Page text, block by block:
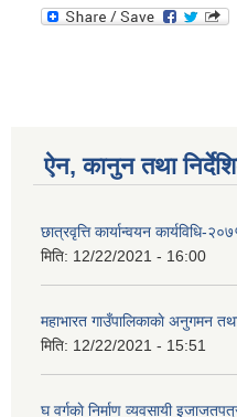
ऐन, कानुन तथा
छात्रवृत्ति कार्यान्वयन कार्यविधि-
मिति: 12/22/2021 - 16:00
महाभारत गाउँपालिकाकाे अनुगमन
मिति: 12/22/2021 - 15:51
घ वर्गकाे निर्माण व्यवसायी